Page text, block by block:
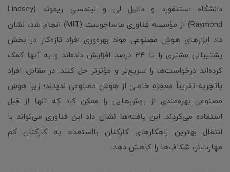
دانشگاه استنفورد و دانیل لی و لیندسی ریموند (Lindsey
Raymond) از مؤسسه فناوری ماساچوست (MIT) انجام شد، نشان
داد ابزارهای هوش مصنوعی مولد بهره‌وری افراد تازه‌کار در بخش
پشتیبانی مشتری را تا ۳۴ درصد افزایش داده‌اند و به آنها کمک
کرده‌اند درخواست‌ها را سریع‌تر و مؤثرتر حل کنند. در مقابل، افراد
باتجربه تقریباً معجزه خاصی از هوش مصنوعی ندیدند؛ زیرا هوش
مصنوعی بهره‌مندی از روش‌هایی را ممکن کرد که آنها از قبل
استفاده می‌کردند. این یافته‌ها نشان داد این فناوری می‌تواند با
انتقال بهترین راهکارهای کارکنان بااستعداد به کارکنان کم
مهارت‌تر، شکاف‌ها را کاهش دهد.